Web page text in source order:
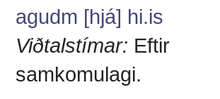
agudm [hjá] hi.is
Viðtalstímar: Eftir
samkomulagi.